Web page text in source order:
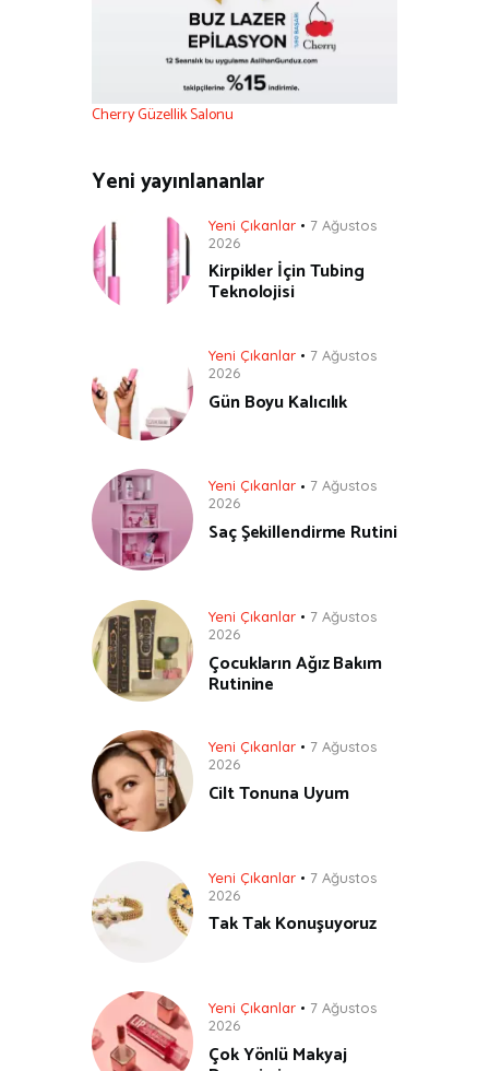
Cherry Güzellik Salonu
Yeni yayınlananlar
Yeni Çıkanlar
7 Ağustos
2026
Kirpikler İçin Tubing
Teknolojisi
Yeni Çıkanlar
7 Ağustos
2026
Gün Boyu Kalıcılık
Yeni Çıkanlar
7 Ağustos
2026
Saç Şekillendirme Rutini
Yeni Çıkanlar
7 Ağustos
2026
Çocukların Ağız Bakım
Rutinine
Yeni Çıkanlar
7 Ağustos
2026
Cilt Tonuna Uyum
Yeni Çıkanlar
7 Ağustos
2026
Tak Tak Konuşuyoruz
Yeni Çıkanlar
7 Ağustos
2026
Çok Yönlü Makyaj